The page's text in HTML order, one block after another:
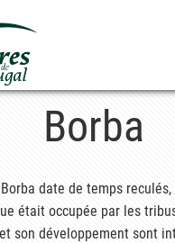
Borba
date de temps reculés,
était occupée par les
son développement sont